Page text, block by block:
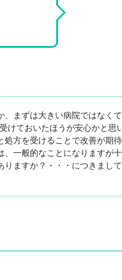
まずは大きい病院ではなく
ておいたほうが安心かと思
方を受けることで改善が期
一般的なことになりますが
ますか？・・・につきまし